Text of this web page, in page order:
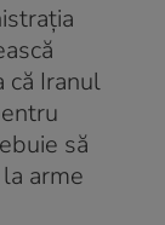
că Iranul
să
arme